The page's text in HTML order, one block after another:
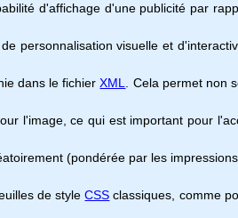
d'affichage d'une publicité par
personnalisation visuelle et
dans le fichierXML
. Cela permet non
l'image, ce qui est important pour
(pondérée par les
de styleCSS classiques, comme